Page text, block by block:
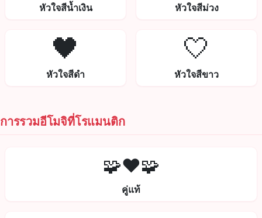
หัวใจสีน้ำเงิน หัวใจสีม่วง
🖤
หัวใจสีดำ
🤍
หัวใจสีขาว
การรวมอีโมจิที่โรแมนติก
🧩❤️🧩
คู่แท้